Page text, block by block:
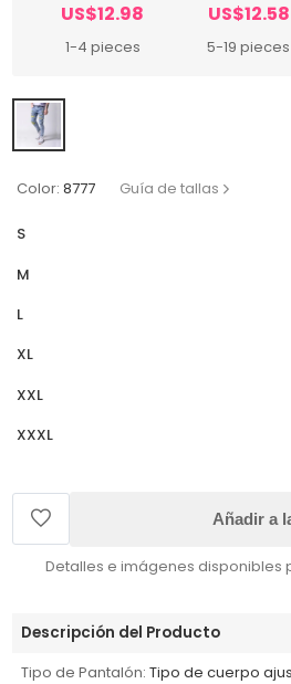
US$12.98
1-4 pieces
US$12.58
5-19 pieces
Color: 8777 Guía de tallas
S
M
L
XL
XXL
XXXL
Añadir a
Detalles e imágenes disponibles
Descripción del Producto
Tipo de Pantalón: Tipo de cuerpo